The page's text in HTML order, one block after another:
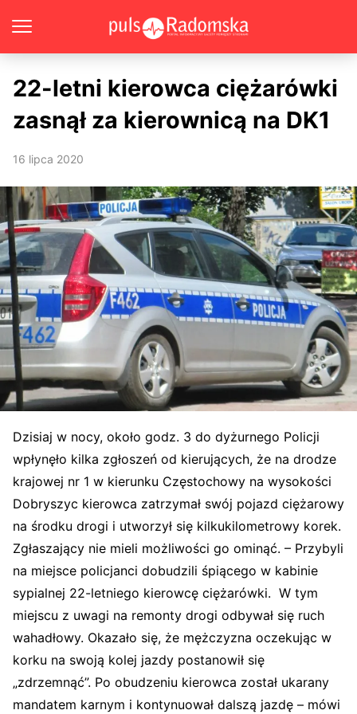
22-letni kierowca ciężarówki
zasnął za kierownicą na DK1
16 lipca 2020
Dzisiaj w nocy, około godz. 3 do dyżurnego Policji
wpłynęło kilka zgłoszeń od kierujących, że na drodze
krajowej nr 1 w kierunku Częstochowy na wysokości
Dobryszyc kierowca zatrzymał swój pojazd ciężarowy
na środku drogi i utworzył się kilkukilometrowy korek.
Zgłaszający nie mieli możliwości go ominąć. – Przybyli
na miejsce policjanci dobudzili śpiącego w kabinie
sypialnej 22-letniego kierowcę ciężarówki. W tym
miejscu z uwagi na remonty drogi odbywał się ruch
wahadłowy. Okazało się, że mężczyzna oczekując w
korku na swoją kolej jazdy postanowił się
„zdrzemnąć”. Po obudzeniu kierowca został ukarany
mandatem karnym i kontynuował dalszą jazdę – mówi